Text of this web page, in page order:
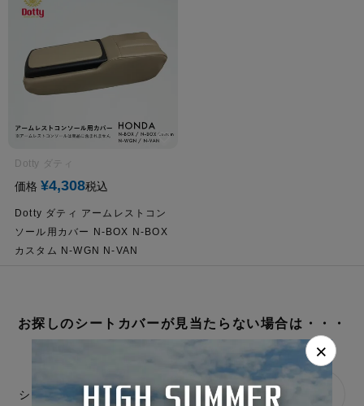
Dotty ダティ
価格 ¥4,308税込
Dotty ダティ アームレストコン
ソール用カバー N-BOX N-BOX
カスタム N-WGN N-VAN
お探しのシートカバーが見当たらない場合は・・・
シートカバーの開発希望はこちら
×